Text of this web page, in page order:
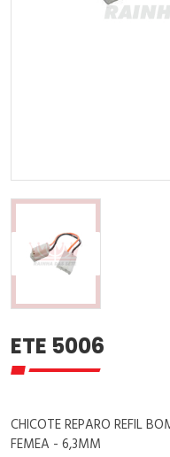
ETE 5006
CHICOTE REPARO REFIL
FEMEA - 6,3MM